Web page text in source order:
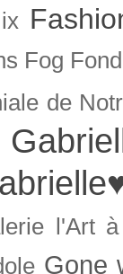
Fog
de
l'Art
Gone